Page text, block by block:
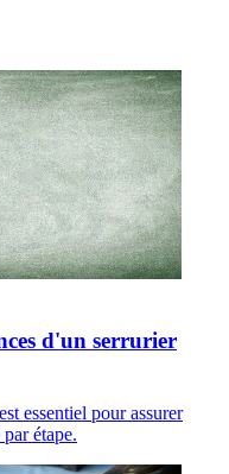
d'un serrurier
essentiel pour assurer
étape.